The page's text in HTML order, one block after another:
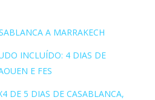
A MARRAKECH
INCLUÍDO: 4 DIAS DE
E FES
DE 5 DIAS DE CASABLANCA,